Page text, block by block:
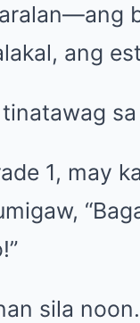
ang
1, may
sila noon.